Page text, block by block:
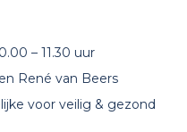
– 11.30 uur
René van Beers
voor veilig & gezond